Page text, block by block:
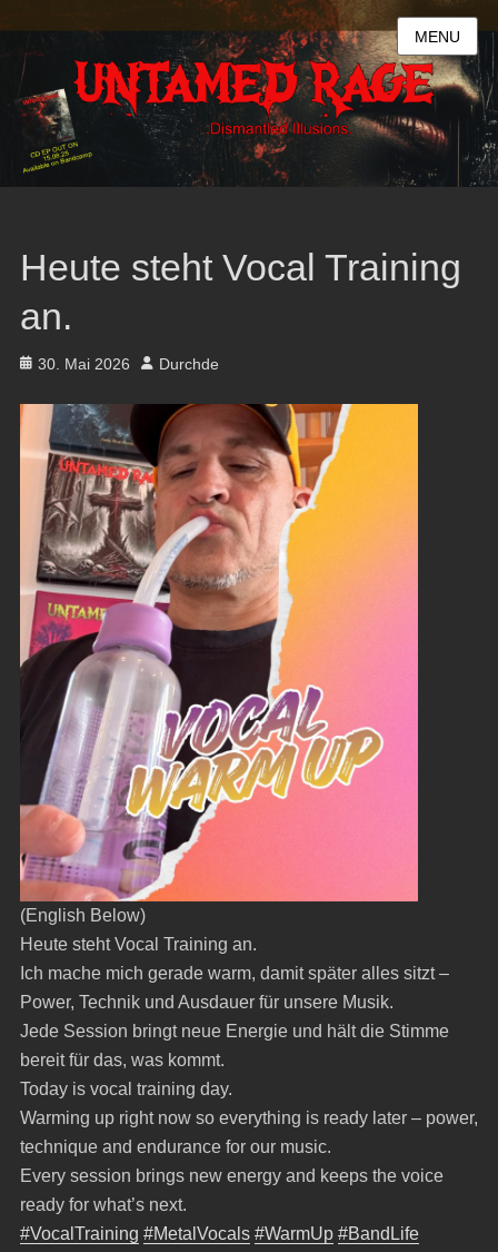
MENU
Heute steht Vocal Training
an.
Posted
30. Mai 2026 Author
Durchde
(English Below)
Heute steht Vocal Training an.
Ich mache mich gerade warm, damit später alles sitzt –
Power, Technik und Ausdauer für unsere Musik.
Jede Session bringt neue Energie und hält die Stimme
bereit für das, was kommt.
Today is vocal training day.
Warming up right now so everything is ready later – power,
technique and endurance for our music.
Every session brings new energy and keeps the voice
ready for what’s next.
#VocalTraining #MetalVocals #WarmUp #BandLife